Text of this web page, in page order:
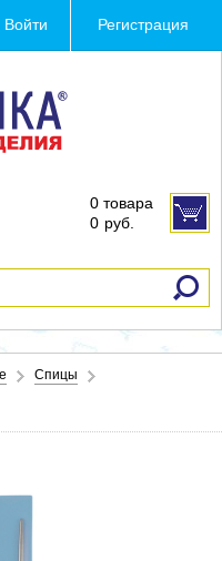
Войти Регистрация
0 товара
0 руб.
Спицы